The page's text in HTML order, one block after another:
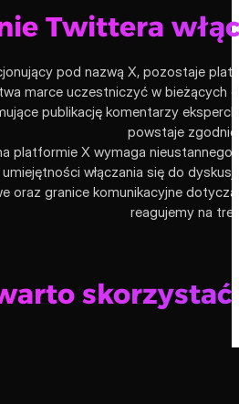
Twittera
pod nazwą X, pozostaje
marce uczestniczyć w bieżących
publikację komentarzy
powstaje
platformie X wymaga
włączania się do
oraz granice komunikacyjne
reagujemy na